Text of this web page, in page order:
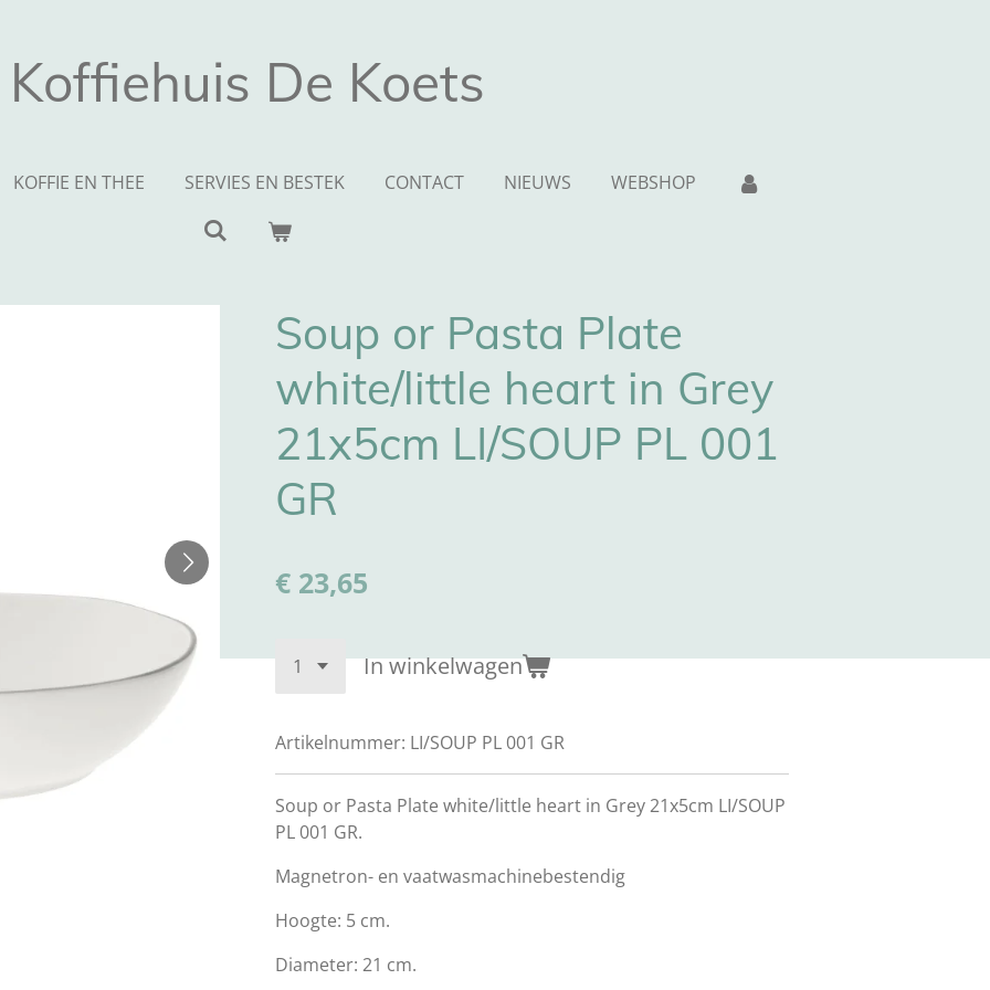
Koffiehuis De Koets
KOFFIE EN THEE SERVIES EN BESTEK CONTACT NIEUWS WEBSHOP
Soup or Pasta Plate
white/little heart in Grey
21x5cm LI/SOUP PL 001
GR
€ 23,65
In winkelwagen
Artikelnummer: LI/SOUP PL 001 GR
Soup or Pasta Plate white/little heart in Grey 21x5cm LI/SOUP
PL 001 GR.
Magnetron- en vaatwasmachinebestendig
Hoogte: 5 cm.
Diameter: 21 cm.